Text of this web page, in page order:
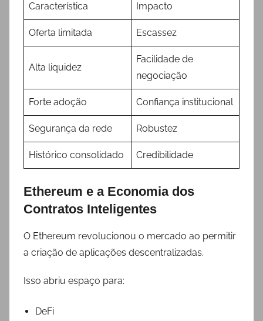
Característica Impacto
Oferta limitada Escassez
Alta liquidez
Facilidade de
negociação
Forte adoção Confiança institucional
Segurança da rede Robustez
Histórico consolidado Credibilidade
Ethereum e a Economia dos
Contratos Inteligentes
O Ethereum revolucionou o mercado ao permitir
a criação de aplicações descentralizadas.
Isso abriu espaço para:
DeFi